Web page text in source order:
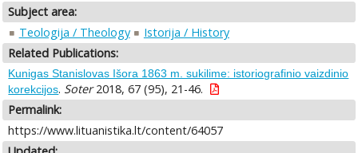
Subject area:
Teologija / Theology
Istorija / History
Related Publications:
Kunigas Stanislovas Išora 1863 m. sukilime: istoriografinio vaizdinio
korekcijos. Soter2018, 67 (95), 21-46.
Permalink:
https://www.lituanistika.lt/content/64057